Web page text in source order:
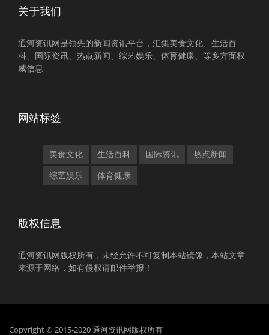
关于我们
通河资讯网是领先的新闻资讯平台，汇集美食文化、生活百
科、国际资讯、热点新闻、综艺娱乐、体育健康、等多方面权
威信息
网站标签
美食文化 生活百科 国际资讯 热点新闻
综艺娱乐 体育健康
版权信息
通河资讯网版权所有，未经允许不可复制本站镜像，本站文章
来源于网络，如有侵权请邮件举报！
Copyright © 2015-2020 通河资讯网版权所有